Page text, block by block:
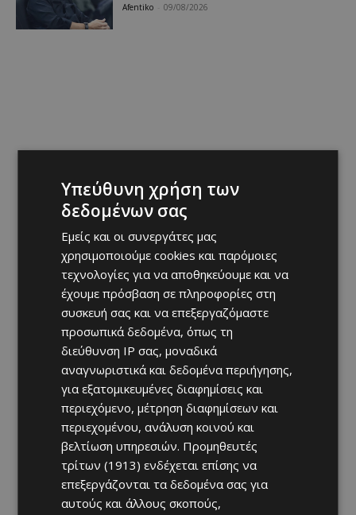
Afentiko 09/08/2026
Υπεύθυνη χρήση των
δεδομένων σας
Εμείς και οι συνεργάτες μας
χρησιμοποιούμε cookies και παρόμοιες
τεχνολογίες για να αποθηκεύουμε και να
έχουμε πρόσβαση σε πληροφορίες στη
συσκευή σας και να επεξεργαζόμαστε
προσωπικά δεδομένα, όπως τη
διεύθυνση IP σας, μοναδικά
αναγνωριστικά και δεδομένα περιήγησης,
για εξατομικευμένες διαφημίσεις και
περιεχόμενο, μέτρηση διαφημίσεων και
περιεχομένου, ανάλυση κοινού και
βελτίωση υπηρεσιών. Προμηθευτές
τρίτων (1913) ενδέχεται επίσης να
επεξεργάζονται τα δεδομένα σας για
αυτούς και άλλους σκοπούς,